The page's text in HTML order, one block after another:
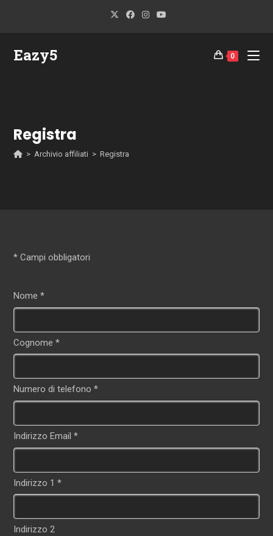
Eazy5 0
Registra
> Archivio affiliati > Registra
* Campi obbligatori
Nome *
Cognome *
Numero di telefono *
Indirizzo Email *
Indirizzo 1 *
Indirizzo 2